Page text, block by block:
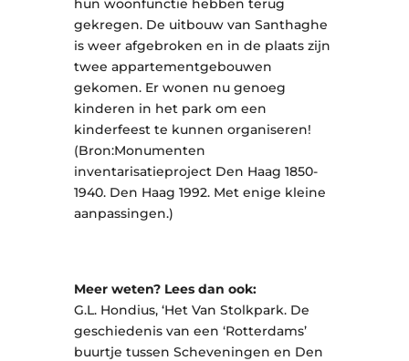
hun woonfunctie hebben terug
gekregen. De uitbouw van Santhaghe
is weer afgebroken en in de plaats zijn
twee appartementgebouwen
gekomen. Er wonen nu genoeg
kinderen in het park om een
kinderfeest te kunnen organiseren!
(Bron:Monumenten
inventarisatieproject Den Haag 1850-
1940. Den Haag 1992. Met enige kleine
aanpassingen.)
Meer weten? Lees dan ook:
G.L. Hondius, ‘Het Van Stolkpark. De
geschiedenis van een ‘Rotterdams’
buurtje tussen Scheveningen en Den